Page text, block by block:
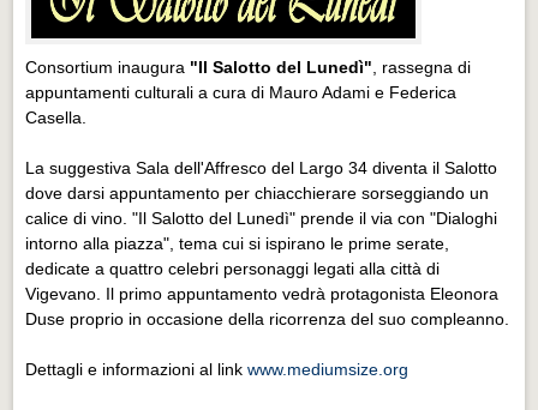
Consortium inaugura "Il Salotto del Lunedì" , rassegna di
appuntamenti culturali a cura di Mauro Adami e Federica
Casella.
La suggestiva Sala dell'Affresco del Largo 34 diventa il Salotto
dove darsi appuntamento per chiacchierare sorseggiando un
calice di vino. "Il Salotto del Lunedì" prende il via con "Dialoghi
intorno alla piazza", tema cui si ispirano le prime serate,
dedicate a quattro celebri personaggi legati alla città di
Vigevano. Il primo appuntamento vedrà protagonista Eleonora
Duse proprio in occasione della ricorrenza del suo compleanno.
Dettagli e informazioni al linkwww.mediumsize.org